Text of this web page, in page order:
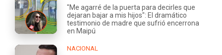
"Me agarré de la puerta para decirles que
dejaran bajar a mis hijos": El dramático
testimonio de madre que sufrió encerrona
en Maipú
NACIONAL